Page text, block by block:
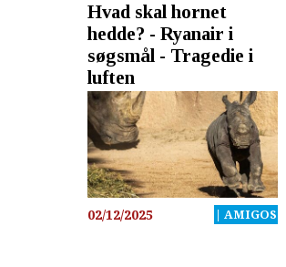
Hvad skal hornet
hedde? - Ryanair i
søgsmål - Tragedie i
luften
02/12/2025 | AMIGOS